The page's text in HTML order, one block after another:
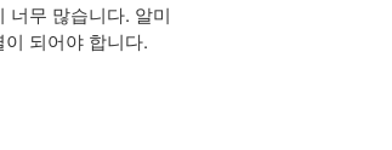
너무 많습니다. 알미
되어야 합니다.